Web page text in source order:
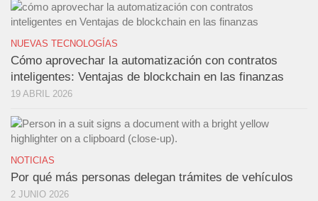
NUEVAS TECNOLOGÍAS
Cómo aprovechar la automatización con contratos
inteligentes: Ventajas de blockchain en las finanzas
19 ABRIL 2026
NOTICIAS
Por qué más personas delegan trámites de vehículos
2 JUNIO 2026